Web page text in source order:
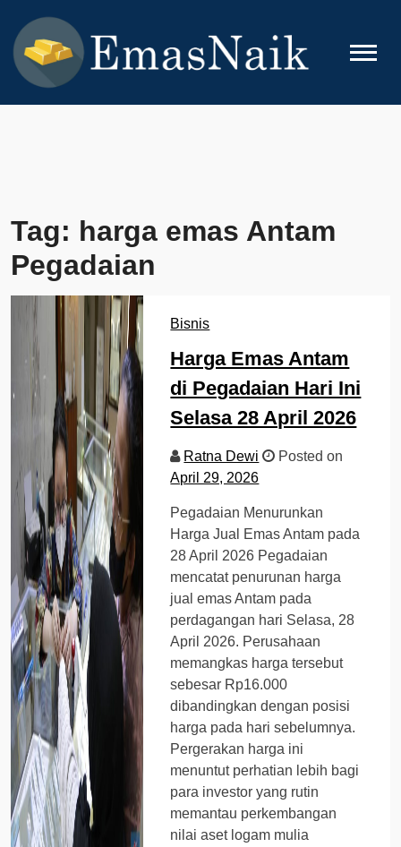
content
EMASNAIK
Topik Seputar Emas
Tag: harga emas Antam
Pegadaian
Bisnis
Harga Emas Antam
di Pegadaian Hari Ini
Selasa 28 April 2026
Ratna Dewi
Posted on
April 29, 2026
Pegadaian Menurunkan
Harga Jual Emas Antam pada
28 April 2026 Pegadaian
mencatat penurunan harga
jual emas Antam pada
perdagangan hari Selasa, 28
April 2026. Perusahaan
memangkas harga tersebut
sebesar Rp16.000
dibandingkan dengan posisi
harga pada hari sebelumnya.
Pergerakan harga ini
menuntut perhatian lebih bagi
para investor yang rutin
memantau perkembangan
nilai aset logam mulia